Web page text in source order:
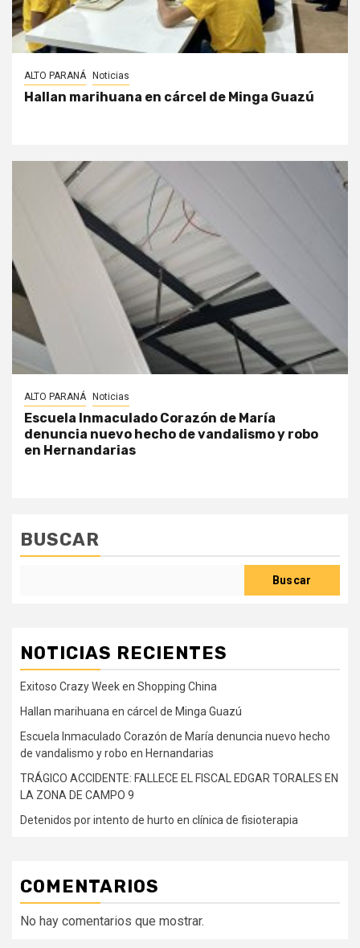
ALTO PARANÁ Noticias
Hallan marihuana en cárcel de Minga Guazú
ALTO PARANÁ Noticias
Escuela Inmaculado Corazón de María
denuncia nuevo hecho de vandalismo y robo
en Hernandarias
BUSCAR
Buscar
NOTICIAS RECIENTES
Exitoso Crazy Week en Shopping China
Hallan marihuana en cárcel de Minga Guazú
Escuela Inmaculado Corazón de María denuncia nuevo hecho
de vandalismo y robo en Hernandarias
TRÁGICO ACCIDENTE: FALLECE EL FISCAL EDGAR TORALES EN
LA ZONA DE CAMPO 9
Detenidos por intento de hurto en clínica de fisioterapia
COMENTARIOS
No hay comentarios que mostrar.